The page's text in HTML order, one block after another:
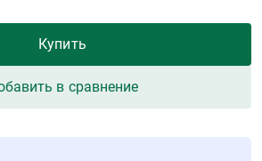
Купить
в сравнение